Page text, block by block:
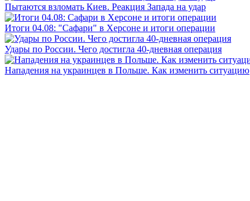
Пытаются взломать Киев. Реакция Запада на удар
Итоги 04.08: "Сафари" в Херсоне и итоги операции
Удары по России. Чего достигла 40-дневная операция
Нападения на украинцев в Польше. Как изменить ситуацию